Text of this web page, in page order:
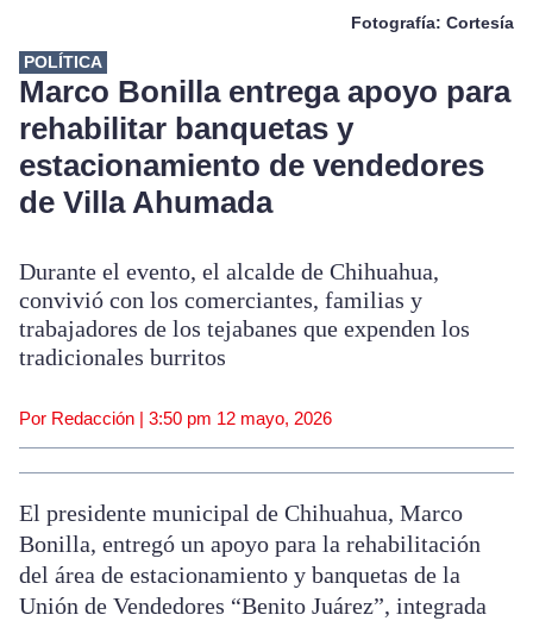
Fotografía: Cortesía
POLÍTICA
Marco Bonilla entrega apoyo para
rehabilitar banquetas y
estacionamiento de vendedores
de Villa Ahumada
Durante el evento, el alcalde de Chihuahua,
convivió con los comerciantes, familias y
trabajadores de los tejabanes que expenden los
tradicionales burritos
Por Redacción | 3:50 pm 12 mayo, 2026
El presidente municipal de Chihuahua, Marco
Bonilla, entregó un apoyo para la rehabilitación
del área de estacionamiento y banquetas de la
Unión de Vendedores “Benito Juárez”, integrada